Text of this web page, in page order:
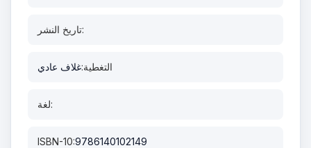
تاريخ النشر:
التغطية:غلاف عادي
لغة:
ISBN-10:9786140102149